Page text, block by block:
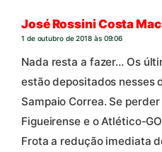
José Rossini Costa
1 de outubro de 2018 às 09:06
Nada resta a fazer… Os
estão depositados nesses
Sampaio Correa. Se
Figueirense e o Atlético-
Frota a redução imediata